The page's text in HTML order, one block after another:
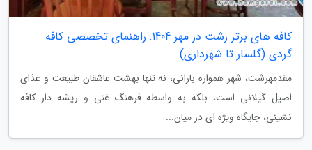
کافه های برتر رشت در مهر 1404: راهنمای تخصصی کافه
گردی (گلسار تا شهرداری)
مقدمهرشت، شهر همواره بارانی، نه تنها بهشت عاشقان طبیعت و غذای
اصیل گیلانی است، بلکه به واسطه فرهنگ غنی و ریشه دار کافه
نشینی، جایگاه ویژه ای در میان...